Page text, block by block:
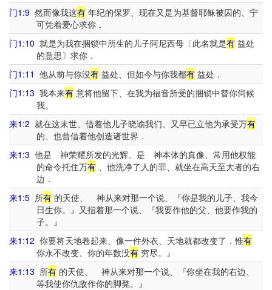
门1:9 然而像我这有 年纪的保罗、现在又是为基督耶稣被囚的、宁
可凭着爱心求你．
门1:10 就是为我在捆锁中所生的儿子阿尼西母〔此名就是有 益处
的意思〕求你．
门1:11 他从前与你没有 益处、但如今与你我都有 益处．
门1:13 我本来有 意将他留下、在我为福音所受的捆锁中替你伺候
我。
来1:2 就在这末世、借着他儿子晓谕我们、又早已立他为承受万有
的、也曾借着他创造诸世界．
来1:3 他是 神荣耀所发的光辉、是 神本体的真像、常用他权能
的命令托住万有、他洗净了人的罪、就坐在高天至大者的右
边．
来1:5 所有 的天使、 神从来对那一个说、『你是我的儿子、我今
日生你。』又指着那一个说、『我要作他的父、他要作我的
子。』
来1:12 你要将天地卷起来、像一件外衣、天地就都改变了．惟有
你永不改变、你的年数没有穷尽。』
来1:13 所有 的天使、 神从来对那一个说、『你坐在我的右边、
等我使你仇敌作你的脚凳。』